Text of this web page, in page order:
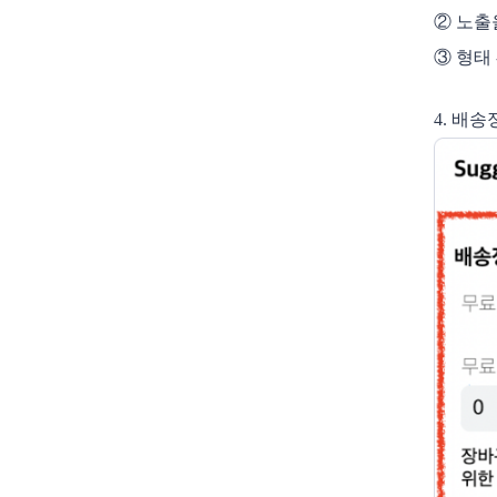
② 노출
③ 형태
4. 배송